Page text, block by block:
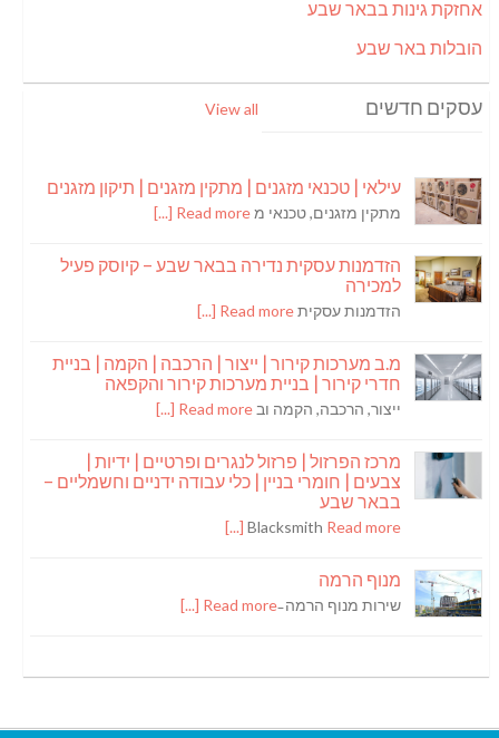
אחזקת גינות בבאר שבע
הובלות באר שבע
עסקים חדשים View all
עילאי | טכנאי מזגנים | מתקין מזגנים | תיקון מזגנים
מתקין מזגנים, טכנאי מRead more [...]
הזדמנות עסקית נדירה בבאר שבע – קיוסק פעיל
למכירה
הזדמנות עסקיתRead more [...]
מ.ב מערכות קירור | ייצור | הרכבה | הקמה | בניית
חדרי קירור | בניית מערכות קירור והקפאה
ייצור, הרכבה, הקמה וב Read more [...]
מרכז הפרזול | פרזול לנגרים ופרטיים | ידיות |
צבעים | חומרי בניין | כלי עבודה ידניים וחשמליים –
בבאר שבע
Blacksmith Read more [...]
מנוף הרמה
שירות מנוף הרמה ̵Read more [...]